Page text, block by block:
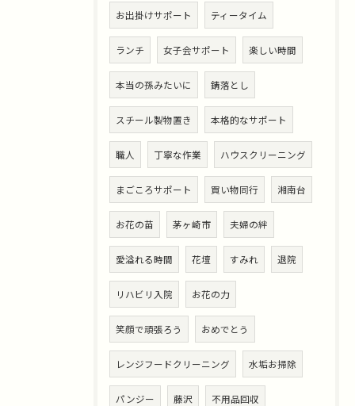
お出掛けサポート ティータイム
ランチ 女子会サポート 楽しい時間
本当の孫みたいに 錆落とし
スチール製物置き 本格的なサポート
職人 丁寧な作業 ハウスクリーニング
まごころサポート 買い物同行 湘南台
お花の苗 茅ヶ崎市 夫婦の絆
愛溢れる時間 花壇 すみれ 退院
リハビリ入院 お花の力
笑顔で頑張ろう おめでとう
レンジフードクリーニング 水垢お掃除
パンジー 藤沢 不用品回収